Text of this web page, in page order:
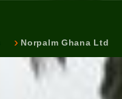
Norpalm Ghana Ltd